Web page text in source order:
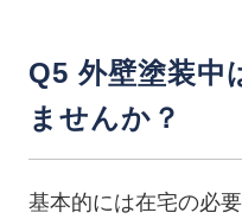
Q5 外壁塗装中
ませんか？
基本的には在宅の必